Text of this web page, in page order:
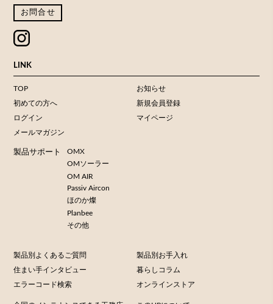
お問合せ
LINK
TOP
お知らせ
初めての方へ
新規会員登録
ログイン
マイページ
メールマガジン
製品サポート
OMX
OMソーラー
OM AIR
Passiv Aircon
ほのか燦
Planbee
その他
製品別よくあるご質問
製品別お手入れ
住まい手インタビュー
暮らしコラム
エラーコード検索
オンラインストア